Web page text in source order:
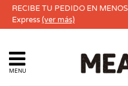
RECIBE TU PEDIDO EN
Express(ver más)
MENU